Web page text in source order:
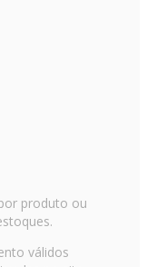
produto ou
válidos